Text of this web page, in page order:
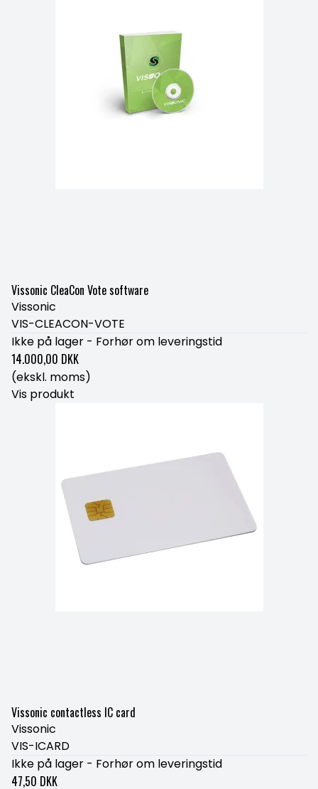
Vissonic CleaCon Vote software
Vissonic
VIS-CLEACON-VOTE
Ikke på lager - Forhør om leveringstid
14.000,00 DKK
(ekskl. moms)
Vis produkt
Vissonic contactless IC card
Vissonic
VIS-ICARD
Ikke på lager - Forhør om leveringstid
47,50 DKK